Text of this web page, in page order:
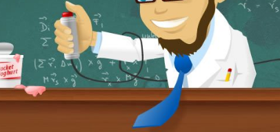
Gutbürgerliche
Reime Und
Mehr! In
Blogform.
Total Old
School!